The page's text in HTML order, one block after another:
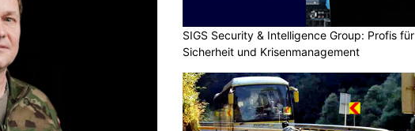
SIGS Security & Intelligence Group: Profis für
Sicherheit und Krisenmanagement